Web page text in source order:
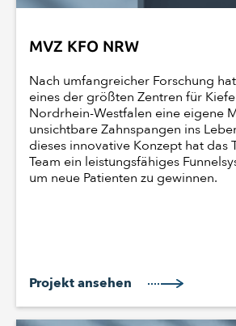
MVZ KFO NRW
Nach umfangreicher Forschung
eines der größten Zentren für
Nordrhein-Westfalen eine eigene
unsichtbare Zahnspangen ins
dieses innovative Konzept hat das
Team ein leistungsfähiges
um neue Patienten zu gewinnen.
Projekt ansehen